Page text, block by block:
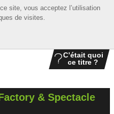
site, vous acceptez l’utilisation
de visites.
site, vous acceptez l’utilisation
de visites.
C’était quoi
ce titre ?
& Spectacle